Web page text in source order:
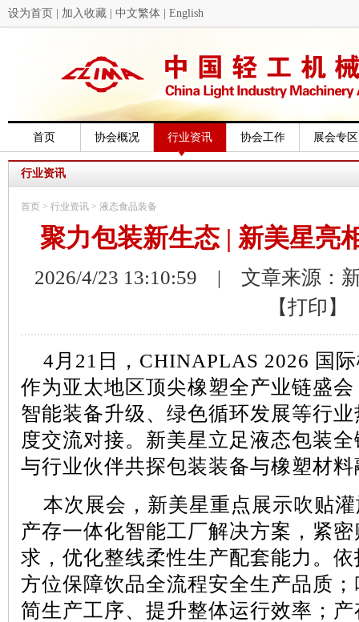
设为首页 加入收藏 中文繁体 English
首页 协会概况 行业资讯 协会工作 展会专区
行业资讯
首页 > 行业资讯 > 液态食品装备
聚力包装新生态 | 新美星亮
2026/4/23 13:10:59 | 文章来源：
【打印】
4 月 21 日， CHINAPLAS 2026 国
作为亚太地区顶尖橡塑全产业链盛
智能装备升级、绿色循环发展等行
度交流对接。新美星立足液态包装
与行业伙伴共探包装装备与橡塑材
本次展会，新美星重点展示吹贴
产存一体化智能工厂解决方案，紧
求，优化整线柔性生产配套能力。
方位保障饮品全流程安全生产品质
简生产工序、提升整体运行效率；